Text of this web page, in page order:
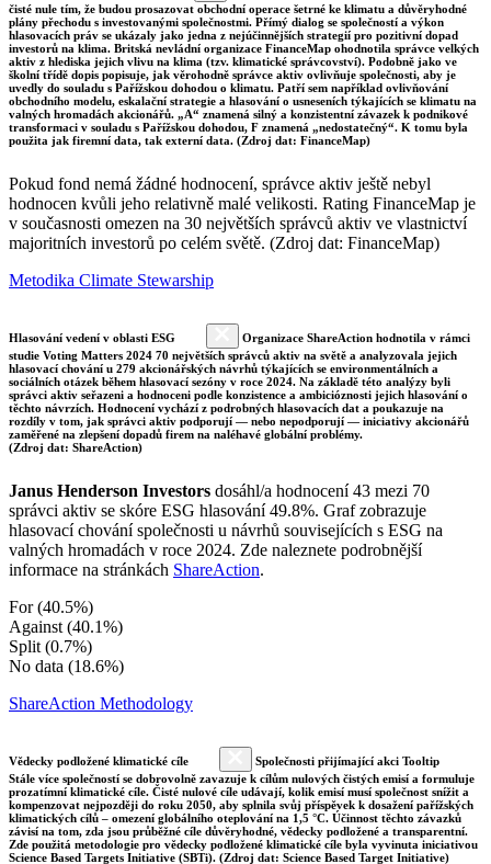
čisté nule tím, že budou prosazovat obchodní operace šetrné ke klimatu a důvěryhodné
plány přechodu s investovanými společnostmi. Přímý dialog se společností a výkon
hlasovacích práv se ukázaly jako jedna z nejúčinnějších strategií pro pozitivní dopad
investorů na klima. Britská nevládní organizace FinanceMap ohodnotila správce velkých
aktiv z hlediska jejich vlivu na klima (tzv. klimatické správcovství). Podobně jako ve
školní třídě dopis popisuje, jak věrohodně správce aktiv ovlivňuje společnosti, aby je
uvedly do souladu s Pařížskou dohodou o klimatu. Patří sem například ovlivňování
obchodního modelu, eskalační strategie a hlasování o usneseních týkajících se klimatu na
valných hromadách akcionářů. „A“ znamená silný a konzistentní závazek k podnikové
transformaci v souladu s Pařížskou dohodou, F znamená „nedostatečný“. K tomu byla
použita jak firemní data, tak externí data. (Zdroj dat: FinanceMap)
Pokud fond nemá žádné hodnocení, správce aktiv ještě nebyl
hodnocen kvůli jeho relativně malé velikosti. Rating FinanceMap je
v současnosti omezen na 30 největších správců aktiv ve vlastnictví
majoritních investorů po celém světě. (Zdroj dat: FinanceMap)
Metodika Climate Stewarship
Hlasování vedení v oblasti ESG
Organizace ShareAction hodnotila v rámci
studie Voting Matters 2024 70 největších správců aktiv na světě a analyzovala jejich
hlasovací chování u 279 akcionářských návrhů týkajících se environmentálních a
sociálních otázek během hlasovací sezóny v roce 2024. Na základě této analýzy byli
správci aktiv seřazeni a hodnoceni podle konzistence a ambicióznosti jejich hlasování o
těchto návrzích. Hodnocení vychází z podrobných hlasovacích dat a poukazuje na
rozdíly v tom, jak správci aktiv podporují — nebo nepodporují — iniciativy akcionářů
zaměřené na zlepšení dopadů firem na naléhavé globální problémy.
(Zdroj dat: ShareAction)
Janus Henderson Investors dosáhl/a hodnocení 43 mezi 70
správci aktiv se skóre ESG hlasování 49.8%. Graf zobrazuje
hlasovací chování společnosti u návrhů souvisejících s ESG na
valných hromadách v roce 2024. Zde naleznete podrobnější
informace na stránkách ShareAction.
For (40.5%)
Against (40.1%)
Split (0.7%)
No data (18.6%)
ShareAction Methodology
Vědecky podložené klimatické cíle
Společnosti přijímající akci Tooltip
Stále více společností se dobrovolně zavazuje k cílům nulových čistých emisí a formuluje
prozatímní klimatické cíle. Čisté nulové cíle udávají, kolik emisí musí společnost snížit a
kompenzovat nejpozději do roku 2050, aby splnila svůj příspěvek k dosažení pařížských
klimatických cílů – omezení globálního oteplování na 1,5 °C. Účinnost těchto závazků
závisí na tom, zda jsou průběžné cíle důvěryhodné, vědecky podložené a transparentní.
Zde použitá metodologie pro vědecky podložené klimatické cíle byla vyvinuta iniciativou
Science Based Targets Initiative (SBTi). (Zdroj dat: Science Based Target Initiative)